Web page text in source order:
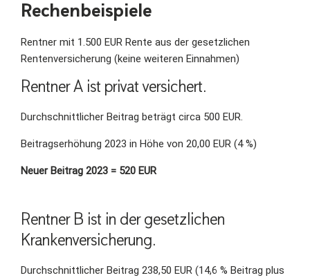
Rechenbeispiele
Rentner mit 1.500 EUR Rente aus der gesetzlichen
Rentenversicherung (keine weiteren Einnahmen)
Rentner A ist privat versichert.
Durchschnittlicher Beitrag beträgt circa 500 EUR.
Beitragserhöhung 2023 in Höhe von 20,00 EUR (4 %)
Neuer Beitrag 2023 = 520 EUR
Rentner B ist in der gesetzlichen
Krankenversicherung.
Durchschnittlicher Beitrag 238,50 EUR (14,6 % Beitrag plus